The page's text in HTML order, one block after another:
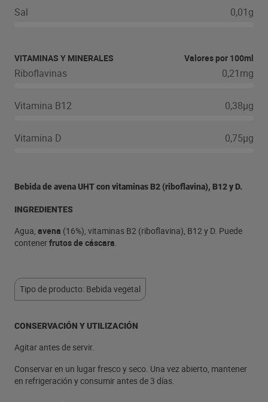
Sal 0,01g
VITAMINAS Y MINERALES Valores por 100ml
Riboflavinas 0,21mg
Vitamina B12 0,38µg
Vitamina D 0,75µg
Bebida de avena UHT con vitaminas B2 (riboflavina), B12 y D.
INGREDIENTES
Agua, avena (16%), vitaminas B2 (riboflavina), B12 y D. Puede
contenerfrutos de cáscara.
Tipo de producto: Bebida vegetal
CONSERVACIÓN Y UTILIZACIÓN
Agitar antes de servir.
Conservar en un lugar fresco y seco. Una vez abierto, mantener
en refrigeración y consumir antes de 3 días.